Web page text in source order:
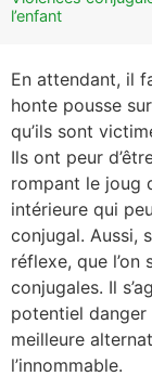
l’enfant
En attendant, il
honte pousse
qu’ils sont
Ils ont peur
rompant le joug
intérieure qui
conjugal. Aussi,
réflexe, que
conjugales. Il
potentiel
meilleure
l’innommable.